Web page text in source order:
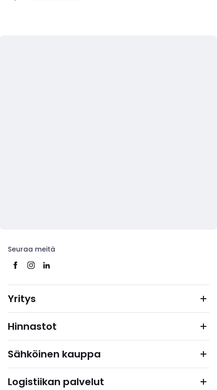
Seuraa meitä
Yritys
Hinnastot
Sähköinen kauppa
Logistiikan palvelut